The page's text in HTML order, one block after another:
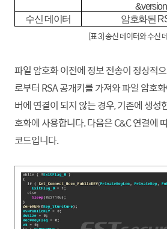
수신 데이터 암호화된
[표 3] 송신 데이터와 수신
파일 암호화 이전에 정보 전송이 정상적
로부터 RSA 공개키를 가져와 파일 암호
버에 연결이 되지 않는 경우, 기존에 생성
호화에 사용합니다. 다음은 C&C 연결에
코드입니다.